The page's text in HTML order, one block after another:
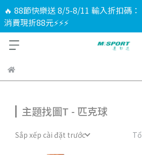
🔥 88節快樂送 8/5-8/11 輸入折扣碼
消費現折88元⚡⚡⚡
主題找圖T - 匹克球
Sắp xếp cài đặt trước